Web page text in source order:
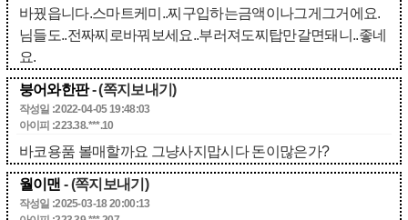
바꿨읍니다.스마트케미..찌구입하는금액이나그게그거에요.
님들도..전짜찌로바꿔보세요..부러져도찌탑만갈면돼니..좋네
요.
붕어와한판- (쪽지보내기)
작성일 :2022-04-05 19:48:03
아이피 :223.38.***.10
바코용품 볼매할까요 그냥사지맙시다 돈이많은가?
월이맨 - (쪽지보내기)
작성일 :2025-03-18 20:00:13